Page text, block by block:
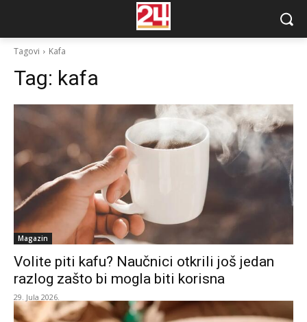
Tagovi Kafa
Tag: kafa
Magazin
Volite piti kafu? Naučnici otkrili još jedan
razlog zašto bi mogla biti korisna
29. Jula 2026.